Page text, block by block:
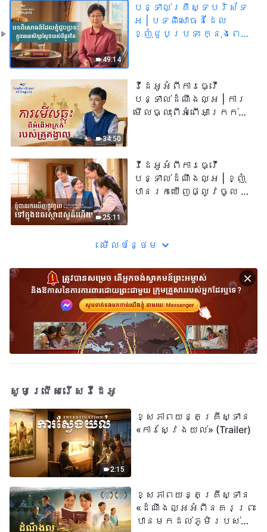
49:14
បន្ទាល់គ្រីស្ទបរិស័ទ
អ | បទពិសោធន៍ដែល
ខ្ញុំជួបប្រទះ ក្នុងពេល
34:50
វីដេអូអំពីការធ្វើ
បន្ទាល់ដំណឹងល្អ | ការ
មើលធ្លុះពីអំពើអាក្រក់
25:11
វីដេអូអំពីការធ្វើ
បន្ទាល់ដំណឹងល្អ | ខ្ញុំ
បានរកឃើញផ្លូវចូល ទៅ
មើល​​បន្ថែម​
សូមជ្រើសរើសវីដេអូ
2:15
ខ្សែភាពយន្តគ្រីស្ទាន
«ការស្វែងយល់» (Trailer)
ខ្សែភាពយន្តគ្រីស្ទាន
«ដំណឹងល្អអំពីនគរព្រះ
បានមកដល់​ភូមិរបស់